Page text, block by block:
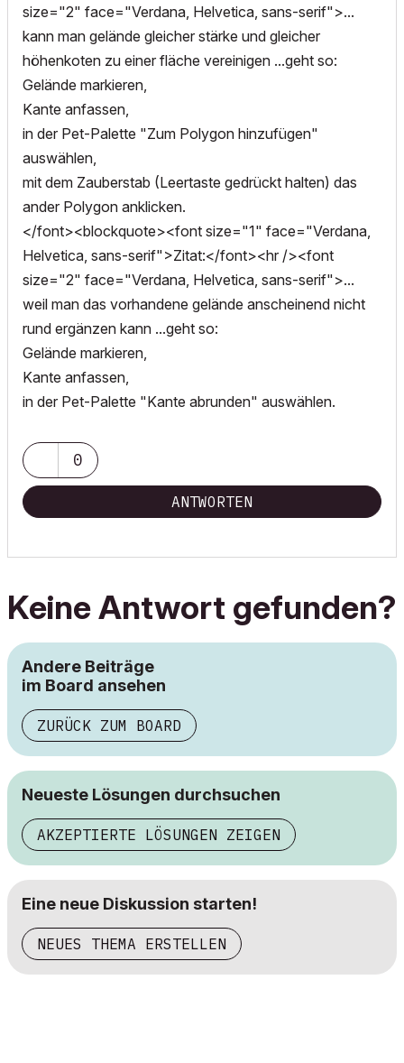
size="2" face="Verdana, Helvetica, sans-serif">...
kann man gelände gleicher stärke und gleicher
höhenkoten zu einer fläche vereinigen ...geht so:
Gelände markieren,
Kante anfassen,
in der Pet-Palette "Zum Polygon hinzufügen"
auswählen,
mit dem Zauberstab (Leertaste gedrückt halten) das
ander Polygon anklicken.
</font><blockquote><font size="1" face="Verdana,
Helvetica, sans-serif">Zitat:</font><hr /><font
size="2" face="Verdana, Helvetica, sans-serif">...
weil man das vorhandene gelände anscheinend nicht
rund ergänzen kann ...geht so:
Gelände markieren,
Kante anfassen,
in der Pet-Palette "Kante abrunden" auswählen.
0
ANTWORTEN
Keine Antwort gefunden?
Andere Beiträge
im Board ansehen
ZURÜCK ZUM BOARD
Neueste Lösungen durchsuchen
AKZEPTIERTE LÖSUNGEN ZEIGEN
Eine neue Diskussion starten!
NEUES THEMA ERSTELLEN